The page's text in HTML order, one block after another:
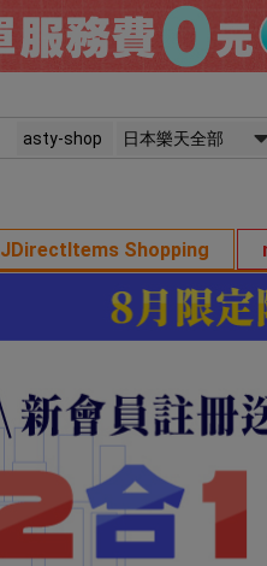
JDirectItems Shopping